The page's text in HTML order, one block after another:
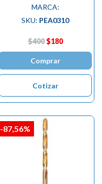
MARCA:
SKU: PEA0310
$400 $180
Comprar
Cotizar
-87,56%